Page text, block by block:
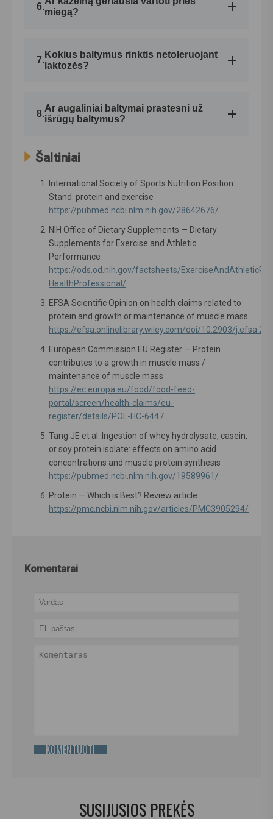
treniruotėmis ir poilsiu. Vien baltymų kokteilis be
6.
miegą?
virškinamas lėčiau ir gali būti sotesnis. Vis dėlto
svarbiausia yra ne tik vartojimo laikas, bet
7.
Kokius baltymus rinktis netoleruojant
laktozės?
WPI, WPH arba augalinius baltymus. Jei turite
alergiją pieno baltymams, išrūgų ir kazeino
8.
Ar augaliniai baltymai prastesni už
išrūgų baltymus?
aminorūgščių profilį ir daug L-leucino, tačiau
pat gali būti tinkamas pasirinkimas, ypač
nevartojantiems pieno produktų.
Šaltiniai
International Society of Sports Nutrition Position
Stand: protein and exercise
https://pubmed.ncbi.nlm.nih.gov/28642676/
NIH Office of Dietary Supplements — Dietary
Supplements for Exercise and Athletic
Performance
https://ods.od.nih.gov/factsheets/
HealthProfessional/
EFSA Scientific Opinion on health claims related to
protein and growth or maintenance of muscle mass
https://efsa.onlinelibrary.wiley.com/doi/10.2903/
European Commission EU Register — Protein
contributes to a growth in muscle mass /
maintenance of muscle mass
https://ec.europa.eu/food/food-feed-
portal/screen/health-claims/eu-
register/details/POL-HC-6447
Tang JE et al. Ingestion of whey hydrolysate, casein,
or soy protein isolate: effects on amino acid
concentrations and muscle protein synthesis
https://pubmed.ncbi.nlm.nih.gov/19589961/
Protein — Which is Best? Review article
https://pmc.ncbi.nlm.nih.gov/articles/PMC3905294/
Komentarai
KOMENTUOTI
SUSIJUSIOS PREKĖS